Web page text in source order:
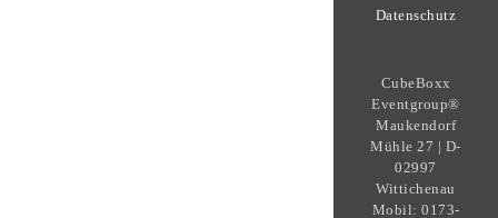
Datenschutz
CubeBoxx
Eventgroup®
Maukendorf
Mühle 27 | D-
02997
Wittichenau
Mobil: 0173-